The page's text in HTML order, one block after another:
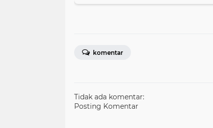
komentar
Tidak ada komentar:
Posting Komentar